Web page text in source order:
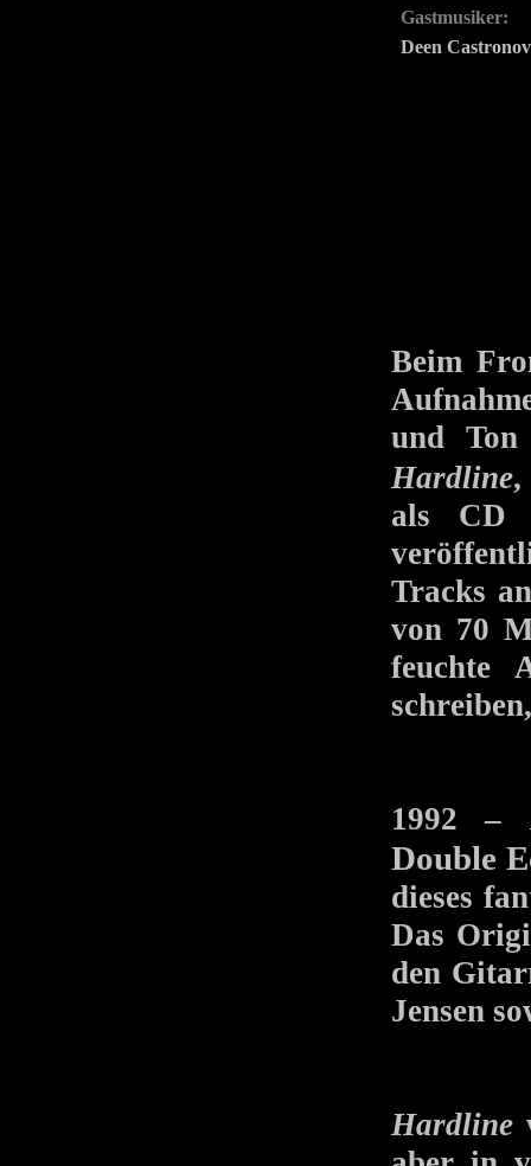
Gastmusiker:
Deen
Beim
und
Hardline,
als CD
Tracks
von 70
feuchte
1992 –
Double
dieses
Das
den
Jensen
Hardline